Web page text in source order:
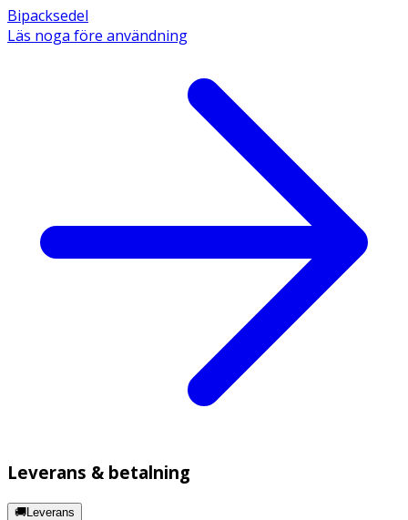
Bipacksedel
Läs noga före användning
Leverans & betalning
🚚Leverans